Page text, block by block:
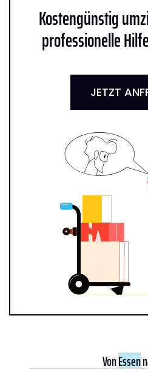
Kostengünstig
professionelle
JETZT
VonEssen